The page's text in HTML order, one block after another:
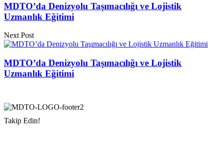
MDTO’da Denizyolu Taşımacılığı ve Lojistik
Uzmanlık Eğitimi
Next Post
MDTO’da Denizyolu Taşımacılığı ve Lojistik
Uzmanlık Eğitimi
Takip Edin!